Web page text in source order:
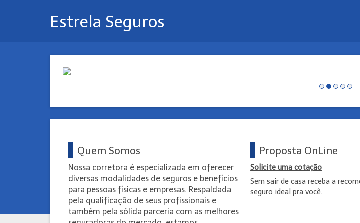
Estrela Seguros
Quem Somos
Nossa corretora é especializada em oferecer
diversas modalidades de seguros e benefícios
para pessoas físicas e empresas. Respaldada
pela qualificação de seus profissionais e
também pela sólida parceria com as melhores
Proposta OnLine
Solicite uma cotação
Sem sair de casa receba a
seguro ideal pra você.